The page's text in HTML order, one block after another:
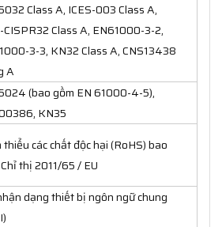
Class A, ICES-003 Class A,
CISPR32 Class A, EN61000-3-2,
3-3, KN32 Class A, CNS13438
A
(bao gồm EN 61000-4-5),
KN35
thiểu các chất độc hại (RoHS) bao
thị 2011/65 / EU
dạng thiết bị ngôn ngữ chung